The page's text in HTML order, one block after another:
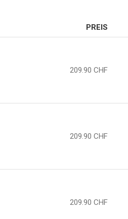
PREIS
209.90 CHF
209.90 CHF
209.90 CHF